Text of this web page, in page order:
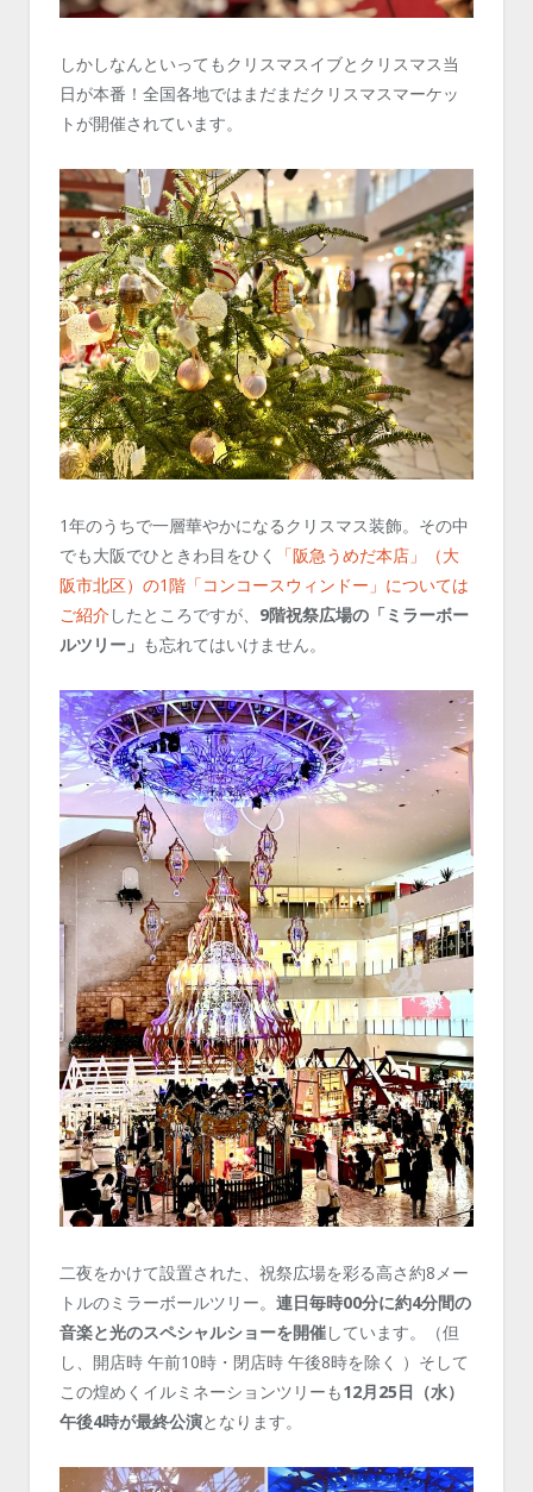
しかしなんといってもクリスマスイブとクリスマス当
日が本番！全国各地ではまだまだクリスマスマーケッ
トが開催されています。
1年のうちで一層華やかになるクリスマス装飾。その中
でも大阪でひときわ目をひく
「阪急うめだ本店」（大
阪市北区）の1階「コンコースウィンドー」については
ご紹介 したところですが、 9階祝祭広場の「ミラーボー
ルツリー」 も忘れてはいけません。
二夜をかけて設置された、祝祭広場を彩る高さ約8メー
トルのミラーボールツリー。 連日毎時00分に約4分間の
音楽と光のスペシャルショーを開催しています。（但
し、開店時 午前10時・閉店時 午後8時を除く ）そして
この煌めくイルミネーションツリーも12月25日（水）
午後4時が最終公演となります。